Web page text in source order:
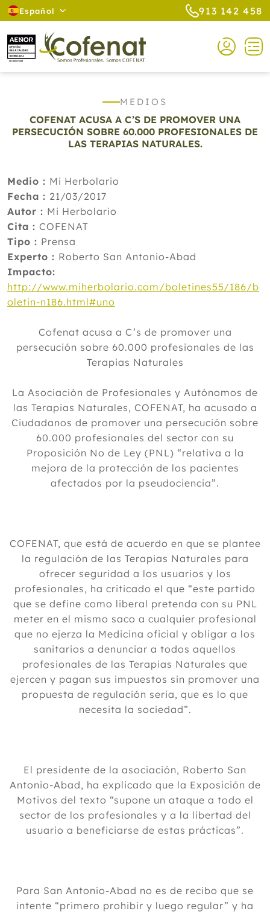
Español 913 142 458
MEDIOS
COFENAT ACUSA A C’S DE PROMOVER UNA
PERSECUCIÓN SOBRE 60.000 PROFESIONALES DE
LAS TERAPIAS NATURALES.
Medio : Mi Herbolario
Fecha : 21/03/2017
Autor : Mi Herbolario
Cita : COFENAT
Tipo : Prensa
Experto : Roberto San Antonio-Abad
Impacto:
http://www.miherbolario.com/boletines55/186/b
oletin-n186.html#uno
Cofenat acusa a C’s de promover una
persecución sobre 60.000 profesionales de las
Terapias Naturales
La Asociación de Profesionales y Autónomos de
las Terapias Naturales, COFENAT, ha acusado a
Ciudadanos de promover una persecución sobre
60.000 profesionales del sector con su
Proposición No de Ley (PNL) “relativa a la
mejora de la protección de los pacientes
afectados por la pseudociencia”.
COFENAT, que está de acuerdo en que se plantee
la regulación de las Terapias Naturales para
ofrecer seguridad a los usuarios y los
profesionales, ha criticado el que “este partido
que se define como liberal pretenda con su PNL
meter en el mismo saco a cualquier profesional
que no ejerza la Medicina oficial y obligar a los
sanitarios a denunciar a todos aquellos
profesionales de las Terapias Naturales que
ejercen y pagan sus impuestos sin promover una
propuesta de regulación seria, que es lo que
necesita la sociedad”.
El presidente de la asociación, Roberto San
Antonio-Abad, ha explicado que la Exposición de
Motivos del texto “supone un ataque a todo el
sector de los profesionales y a la libertad del
usuario a beneficiarse de estas prácticas”.
Para San Antonio-Abad no es de recibo que se
intente “primero prohibir y luego regular” y ha